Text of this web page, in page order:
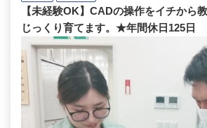
【未経験OK】CADの操作をイチから
じっくり育てます。★年間休日125日